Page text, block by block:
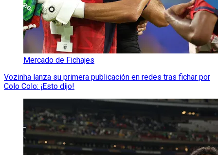
Mercado de Fichajes
Vozinha lanza su primera publicación en redes tras fichar por
Colo Colo: ¡Esto dijo!